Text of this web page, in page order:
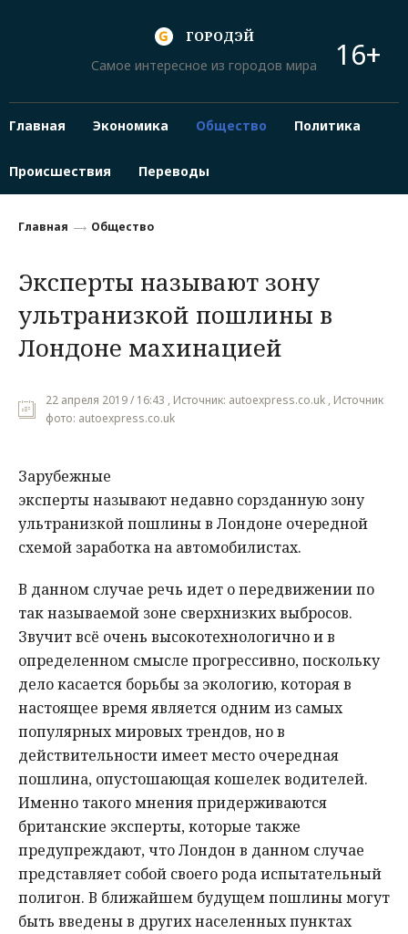
ГОРОДЭЙ
Самое интересное из городов мира
16+
Главная Экономика Общество Политика
Происшествия Переводы
Главная Общество
Эксперты называют зону
ультранизкой пошлины в
Лондоне махинацией
22 апреля 2019 / 16:43 , Источник: autoexpress.co.uk , Источник
фото: autoexpress.co.uk
Зарубежные
эксперты называют недавно сорзданную зону
ультранизкой пошлины в Лондоне очередной
схемой заработка на автомобилистах.
В данном случае речь идет о передвижении по
так называемой зоне сверхнизких выбросов.
Звучит всё очень высокотехнологично и в
определенном смысле прогрессивно, поскольку
дело касается борьбы за экологию, которая в
настоящее время является одним из самых
популярных мировых трендов, но в
действительности имеет место очередная
пошлина, опустошающая кошелек водителей.
Именно такого мнения придерживаются
британские эксперты, которые также
предупреждают, что Лондон в данном случае
представляет собой своего рода испытательный
полигон. В ближайшем будущем пошлины могут
быть введены в других населенных пунктах